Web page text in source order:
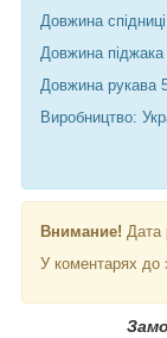
Довжина
Довжина піджака
Довжина рукава
Виробництво:
Внимание! Дата
У коментарях до